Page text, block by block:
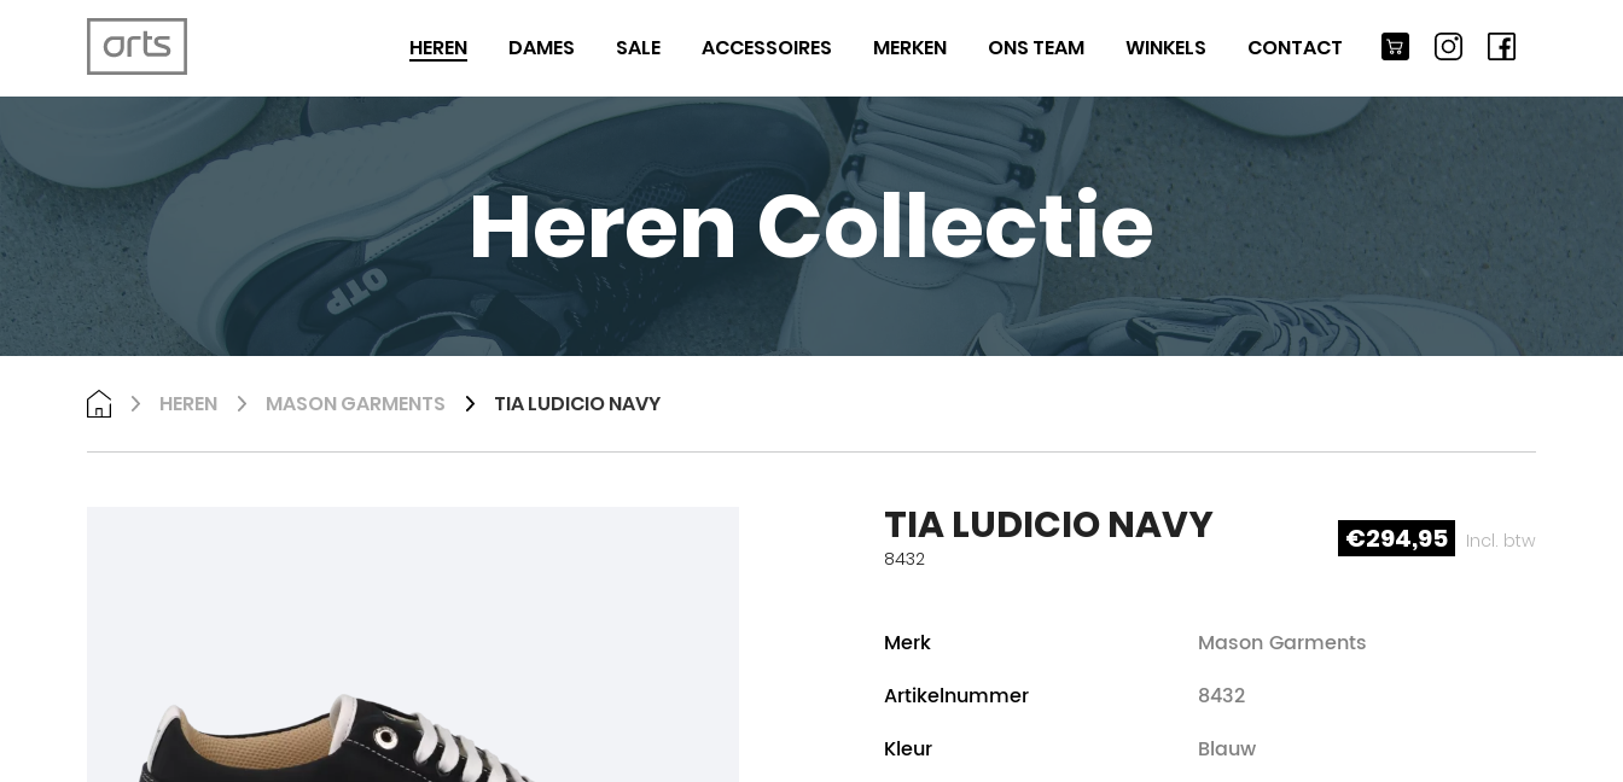
HEREN DAMES SALE ACCESSOIRES MERKEN ONS TEAM WINKELS CONTACT
Heren Collectie
HEREN MASON GARMENTS TIA LUDICIO NAVY
TIA LUDICIO NAVY
8432
€294,95 Incl. btw
Merk
Mason Garments
Artikelnummer
8432
Kleur
Blauw